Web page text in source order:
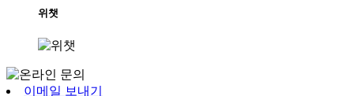
위챗
이메일 보내기